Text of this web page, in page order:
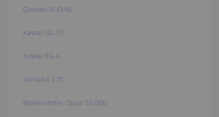
Gaveau III (3/4)
Kawai GS-70
Kawai KG-6
Yamaha S7X
Bosendorfer Opus 50.000